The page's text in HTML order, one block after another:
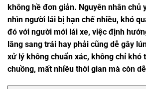
không hề đơn giản. Nguyên nhân chủ
nhìn người lái bị hạn chế nhiều, khó
đó với người mới lái xe, việc định
lăng sang trái hay phải cũng dễ gây
xử lý không chuẩn xác, không chỉ khó
chuồng, mất nhiều thời gian mà còn